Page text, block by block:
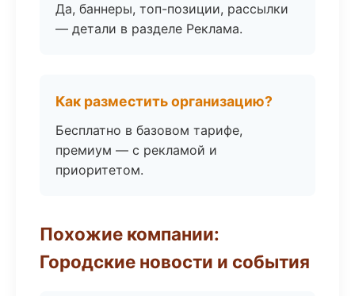
Да, баннеры, топ-позиции, рассылки
— детали в разделе Реклама.
Как разместить организацию?
Бесплатно в базовом тарифе,
премиум — с рекламой и
приоритетом.
Похожие компании:
Городские новости и события